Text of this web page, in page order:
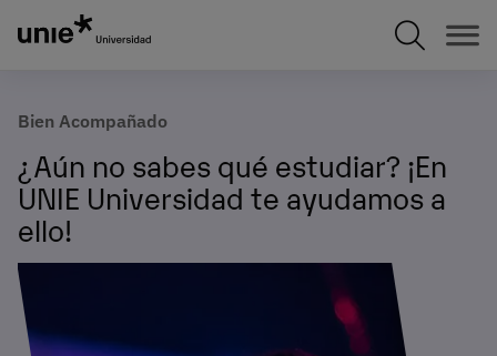
Bien Acompañado
¿Aún no sabes qué estudiar? ¡En
UNIE Universidad te ayudamos a
ello!